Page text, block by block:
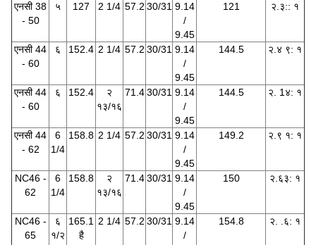
एनसी 38
- 50
५ 127 2 1/4 57.2 30/31 9.14
/
9.45
121 २.३:: १
एनसी 44
- 60
६ 152.4 2 1/4 57.2 30/31 9.14
/
9.45
144.5 २.४ ९: १
एनसी 44
- 60
६ 152.4
२
१३/१६
71.4 30/31 9.14
/
9.45
144.5 २. 1४: १
एनसी 44
- 62
6
1/4
158.8 2 1/4 57.2 30/31 9.14
/
9.45
149.2 २.९ ​​१: १
NC46 -
62
6
1/4
158.8
२
१३/१६
71.4 30/31 9.14
/
9.45
150 २.६३: १
NC46 -
65
६
१/२
165.1
है
2 1/4 57.2 30/31 9.14
/
154.8 २. .६: १